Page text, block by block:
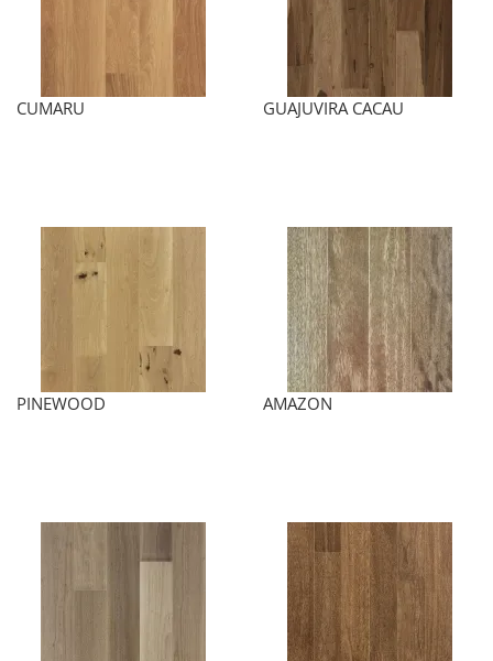
CUMARU GUAJUVIRA CACAU
PINEWOOD AMAZON